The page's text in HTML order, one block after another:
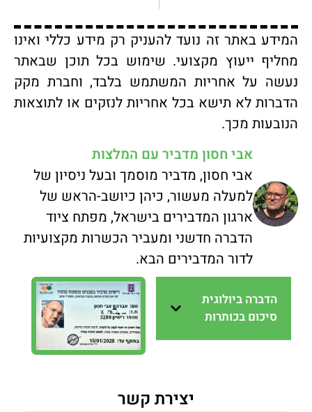
המידע באתר זה נועד להעניק רק מידע כללי ואינו
מחליף ייעוץ מקצועי. שימוש בכל תוכן שבאתר
נעשה על אחריות המשתמש בלבד, וחברת מקק
הדברות לא תישא בכל אחריות לנזקים או לתוצאות
הנובעות מכך.
אבי חסון מדביר עם המלצות
אבי חסון, מדביר מוסמך ובעל ניסיון של
למעלה מעשור, כיהן כיושב-הראש של
ארגון המדבירים בישראל, מפתח ציוד
הדברה חדשני ומעביר הכשרות מקצועיות
לדור המדבירים הבא.
הדברה ביולוגית
סיכום בכותרות
יצירת קשר